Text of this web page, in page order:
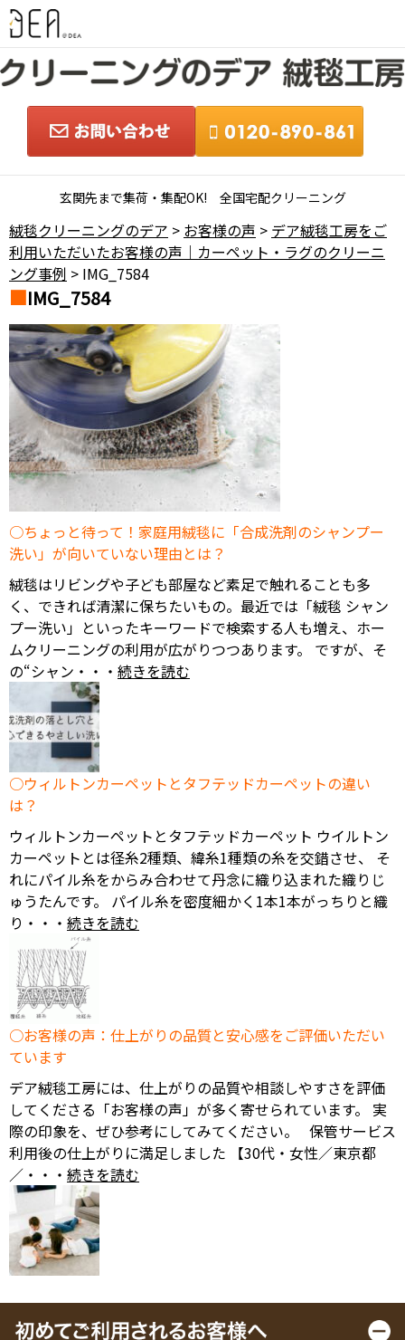
玄関先まで集荷・集配OK! 全国宅配クリーニング
絨毯クリーニングのデア > お客様の声 > デア絨毯工房をご
利用いただいたお客様の声｜カーペット・ラグのクリーニ
ング事例 > IMG_7584
IMG_7584
ちょっと待って！家庭用絨毯に「合成洗剤のシャンプー
洗い」が向いていない理由とは？
絨毯はリビングや子ども部屋など素足で触れることも多
く、できれば清潔に保ちたいもの。最近では「絨毯 シャン
プー洗い」といったキーワードで検索する人も増え、ホー
ムクリーニングの利用が広がりつつあります。 ですが、そ
の“シャン・・・ 続きを読む
ウィルトンカーペットとタフテッドカーペットの違い
は？
ウィルトンカーペットとタフテッドカーペット ウイルトン
カーペットとは径糸2種類、緯糸1種類の糸を交錯させ、 そ
れにパイル糸をからみ合わせて丹念に織り込まれた織りじ
ゅうたんです。 パイル糸を密度細かく1本1本がっちりと織
り・・・ 続きを読む
お客様の声：仕上がりの品質と安心感をご評価いただい
ています
デア絨毯工房には、仕上がりの品質や相談しやすさを評価
してくださる「お客様の声」が多く寄せられています。 実
際の印象を、ぜひ参考にしてみてください。 保管サービス
利用後の仕上がりに満足しました 【30代・女性／東京都
／・・・ 続きを読む